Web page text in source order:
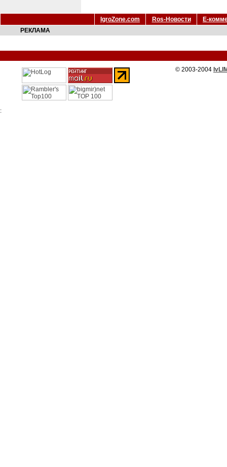
IgroZone.com Ros-Новости
Е-
РЕКЛАМА
© 2003-2004
: